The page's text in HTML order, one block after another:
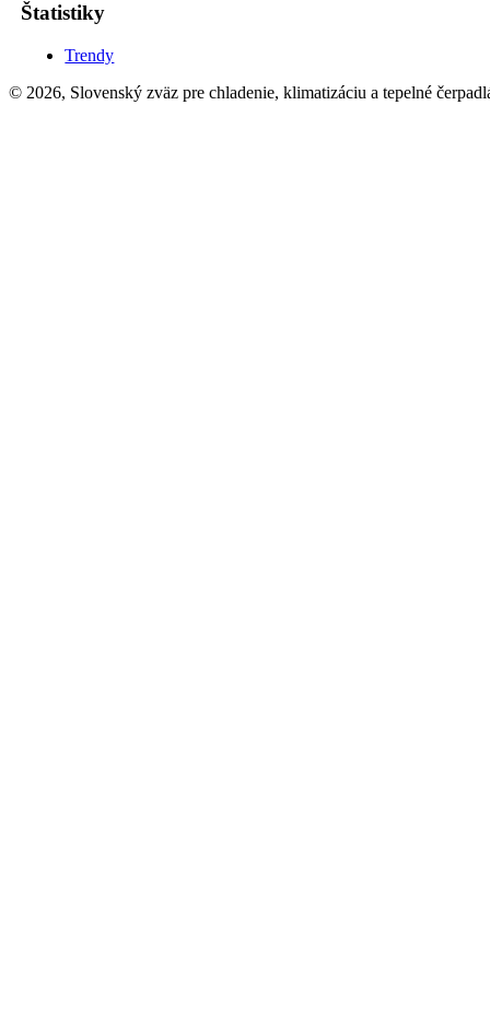
Štatistiky
Trendy
© 2026, Slovenský zväz pre chladenie, klimatizáciu a tepelné